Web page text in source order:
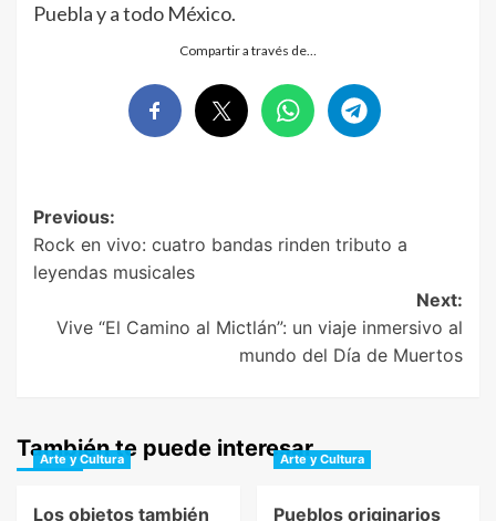
Puebla y a todo México.
Compartir a través de…
Post
navigation
Previous:
Rock en vivo: cuatro bandas rinden tributo a
leyendas musicales
Next:
Vive “El Camino al Mictlán”: un viaje inmersivo al
mundo del Día de Muertos
También te puede interesar
Arte y Cultura
Los objetos también
Arte y Cultura
Pueblos originarios